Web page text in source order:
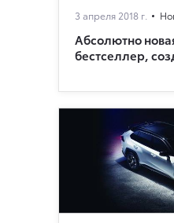
3 апреля 2018 г.
Абсолютно
бестселлер,